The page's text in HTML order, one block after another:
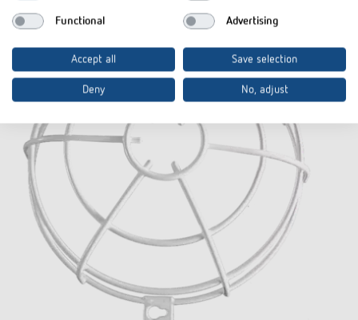
Functional Advertising
Accept all Save selection
Deny No, adjust